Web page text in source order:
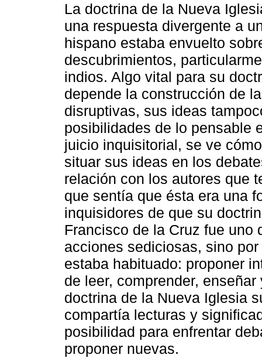
La doctrina de la Nueva
una respuesta divergente a
hispano estaba envuelto
descubrimientos,
indios. Algo vital para su
depende la construcción de
disruptivas, sus ideas
posibilidades de lo pensable
juicio inquisitorial, se ve
situar sus ideas en los
relación con los autores que
que sentía que ésta era una
inquisidores de que su
Francisco de la Cruz fue uno
acciones sediciosas, sino
estaba habituado: proponer
de leer, comprender,
doctrina de la Nueva Iglesia
compartía lecturas y
posibilidad para enfrentar
proponer nuevas.